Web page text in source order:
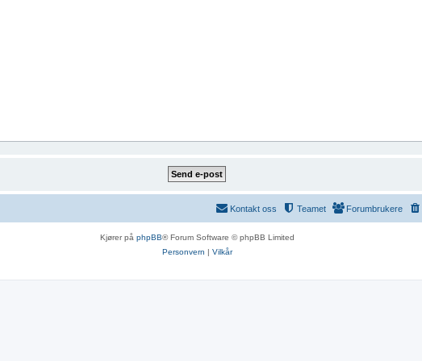
Forumbrukere
Teamet
Kontakt oss
Kjører på phpBB® Forum Software © phpBB Limited
Personvern | Vilkår